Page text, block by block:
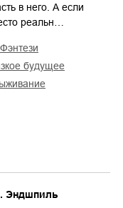
в него. А если
реальн…
фэнтези
будущее
Эндшпиль